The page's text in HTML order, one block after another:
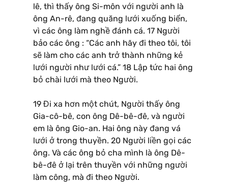
lê, thì thấy ông Si-môn với người anh là
ông An-rê, đang quăng lưới xuống biển,
vì các ông làm nghề đánh cá. 17 Người
bảo các ông : “Các anh hãy đi theo tôi, tôi
sẽ làm cho các anh trở thành những kẻ
lưới người như lưới cá.” 18 Lập tức hai ông
bỏ chài lưới mà theo Người.
19 Đi xa hơn một chút, Người thấy ông
Gia-cô-bê, con ông Dê-bê-đê, và người
em là ông Gio-an. Hai ông này đang vá
lưới ở trong thuyền. 20 Người liền gọi các
ông. Và các ông bỏ cha mình là ông Dê-
bê-đê ở lại trên thuyền với những người
làm công, mà đi theo Người.